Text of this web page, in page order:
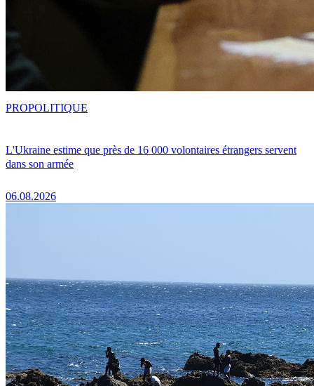
L'Ukraine estime que près de 16 000 volontaires étrangers servent
dans son armée
06.08.2026
PROPOLITIQUE